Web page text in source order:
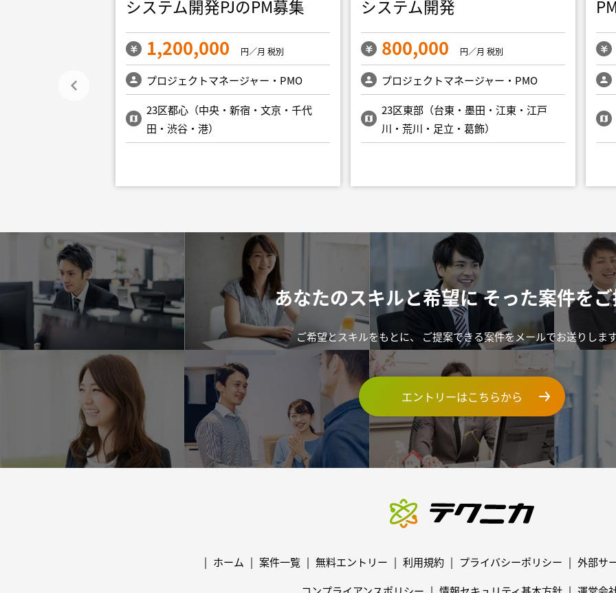
システム開発PJのPM募集
1,200,000 円／月 税別
プロジェクトマネージャー・PMO
23区都心（中央・新宿・文京・千代
田・渋谷・港）
システム開発
800,000 円／月 税別
プロジェクトマネージャー・PMO
23区東部（台東・墨田・江東・江戸
川・荒川・足立・葛飾）
あなたのスキルと希望にそった案件を
ご希望とスキルをもとに、 ご提案できる案件をメールでお送りしま
エントリーはこちらから
ホーム 案件一覧 無料エントリー 利用規約 プライバシーポリシー
外部サ